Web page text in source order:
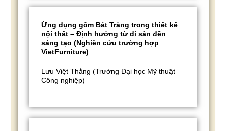
Ứng dụng gốm Bát Tràng trong thiết kế
nội thất – Định hướng từ di sản đến
sáng tạo (Nghiên cứu trường hợp
VietFurniture)
Lưu Việt Thắng (Trường Đại học Mỹ thuật
Công nghiệp)